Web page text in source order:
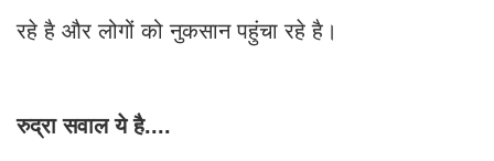
रहे है और लोगों को नुकसान पहुंचा रहे है।
रुद्रा सवाल ये है....